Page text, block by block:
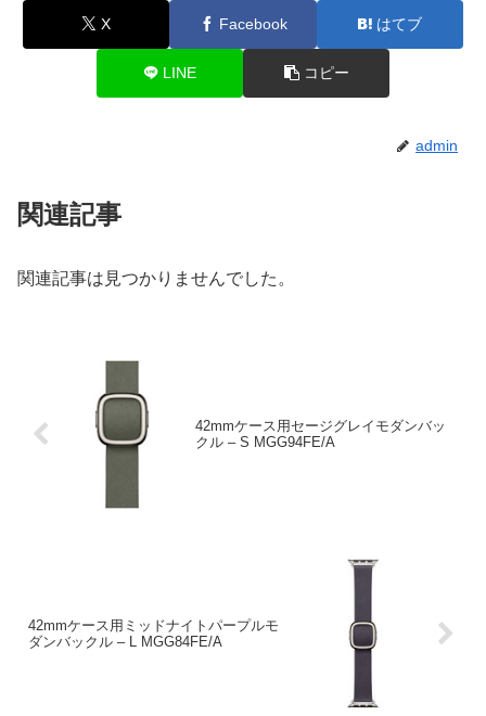
X Facebook はてブ
LINE コピー
admin
関連記事
関連記事は見つかりませんでした。
42mmケース用セージグレイモダンバッ
クル – S MGG94FE/A
42mmケース用ミッドナイトパープルモ
ダンバックル – L MGG84FE/A